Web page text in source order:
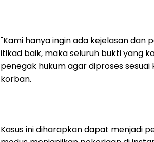
"Kami hanya ingin ada kejelasan
itikad baik, maka seluruh bukti yang
penegak hukum agar diproses
korban.
Kasus ini diharapkan dapat menjadi